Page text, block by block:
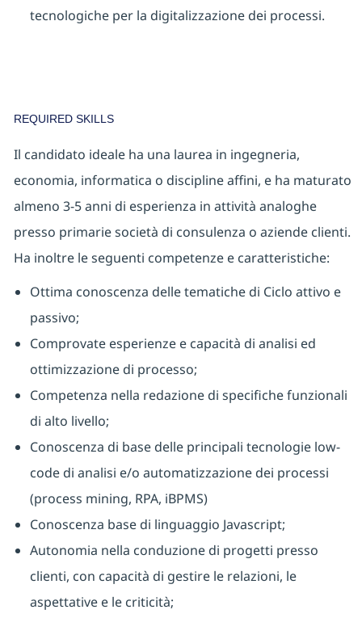
tecnologiche per la digitalizzazione dei processi.
REQUIRED SKILLS
Il candidato ideale ha una laurea in ingegneria,
economia, informatica o discipline affini, e ha maturato
almeno 3-5 anni di esperienza in attività analoghe
presso primarie società di consulenza o aziende clienti.
Ha inoltre le seguenti competenze e caratteristiche:
Ottima conoscenza delle tematiche di Ciclo attivo e
passivo;
Comprovate esperienze e capacità di analisi ed
ottimizzazione di processo;
Competenza nella redazione di specifiche funzionali
di alto livello;
Conoscenza di base delle principali tecnologie low-
code di analisi e/o automatizzazione dei processi
(process mining, RPA, iBPMS)
Conoscenza base di linguaggio Javascript;
Autonomia nella conduzione di progetti presso
clienti, con capacità di gestire le relazioni, le
aspettative e le criticità;